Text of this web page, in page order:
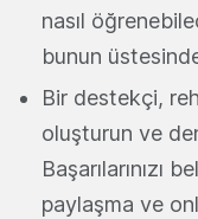
nasıl
bunun
Bir destekçi,
oluşturun ve
Başarılarınızı
paylaşma ve